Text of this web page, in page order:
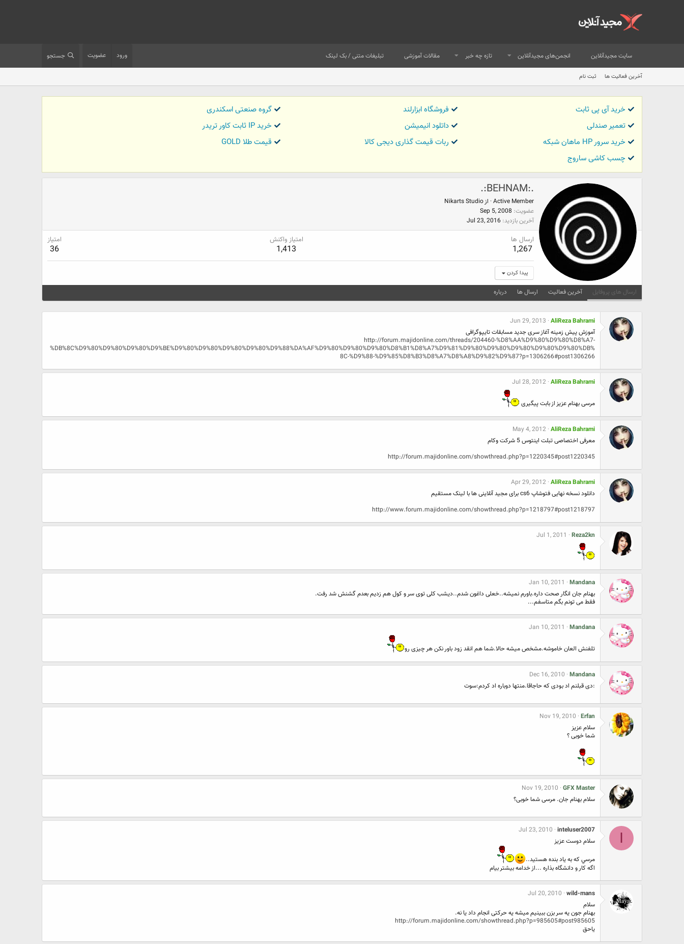
سایت مجیدآنلاین انجمن‌های مجیدآنلاین تازه چه خبر مقالات آموزشی تبلیغات متنی / بک لینک ورود عضویت جستجو
آخرین فعالیت ها ثبت نام
خرید آی پی ثابت فروشگاه ابزارلند
گروه صنعتی اسکندری
تعمیر صندلی
داتلود انیمیشن
خرید IP ثابت کاور تریدر
خرید سرور HP ماهان شبکه
ربات قیمت گذاری دیجی کالا
قیمت طلا GOLD
چسب کاشی ساروج
.:BEHNAM:.
Active Member
· از Nikarts Studio
عضویت Sep 5, 2008
آخرین بازدید Jul 23, 2016
ارسال ها
1,267
امتیاز واکنش
1,413
امتیاز
36
پیدا کردن
ارسال های پروفایل آخرین فعالیت ارسال ها درباره
AliReza Bahrami
Jun 29, 2013
آموزش پیش زمینه آغاز سری جدید مسابقات تایپوگرافی
http://forum.majidonline.com/threads/204460-%D8%AA%D9%80%D9%80%D8%A7-
%DB%8C%D9%80%D9%80%D9%80%D9%BE%D9%80%D9%80%D9%80%D9%80%D9%88%DA%AF%D9%80%D9%80%D9%80%D8%B1%D8%A7%D9%81%D9%80%D9%80%D9%80%D9%80%D9%80%DB%
8C-%D9%88-%D9%85%D8%B3%D8%A7%D8%A8%D9%82%D9%87?p=1306266#post1306266
AliReza Bahrami
Jul 28, 2012
مرسی بهنام عزیز از بابت پیگیری
AliReza Bahrami
May 4, 2012
معرفی اختصاصی تبلت اینتوس 5 شرکت وکام
http://forum.majidonline.com/showthread.php?p=1220345#post1220345
AliReza Bahrami
Apr 29, 2012
دانلود نسخه نهایی فتوشاپ cs6 برای مجید آنلاینی ها با لینک مستقیم
http://www.forum.majidonline.com/showthread.php?p=1218797#post1218797
Reza2kn
Jul 1, 2011
Mandana
Jan 10, 2011
بهنام جان انگار صحت داره.باورم نمیشه..خعلی داغون شدم..دیشب کلی توی سر و کول هم زدیم بعدم گشنش شد رفت.
فقط می تونم بگم متاسفم...
Mandana
Jan 10, 2011
تلفنش العان خاموشه.مشخص میشه حالا.شما هم انقد زود باور نکن هر چیزی رو
Mandana
Dec 16, 2010
:دی قبلنم اد بودی که حاجاقا.منتها دوباره اد کردم:سوت
Erfan
Nov 19, 2010
سلام عزیز
شما خوبی ؟
GFX Master
Nov 19, 2010
سلام بهنام جان. مرسی شما خوبی؟
I
inteluser2007
Jul 23, 2010
سلام دوست عزيز
مرسي كه به ياد بنده هستيد..
اگه كار و دانشگاه بذاره ...از خدامه بيشتر بيام
wild-mans
Jul 20, 2010
سلام
بهنام جون یه سر بزن ببینیم میشه یه حرکتی انجام داد یا نه.
http://forum.majidonline.com/showthread.php?p=985605#post985605
یاحق